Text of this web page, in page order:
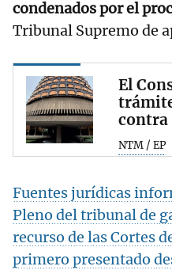
condenados por el
Tribunal Supremo de
El
contra
NTM / EP
Fuentes jurídicas
Pleno del tribunal de
recurso de las Cortes
primero presentado